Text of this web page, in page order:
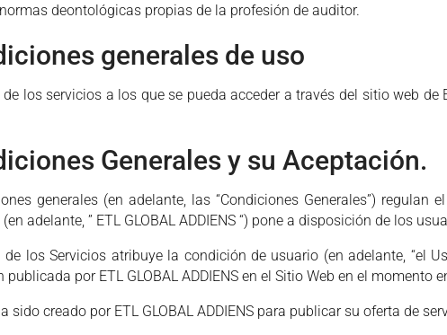
deontológicas propias de la profesión de auditor.
generales de uso
los servicios a los que se pueda acceder a través del sitio web de
Generales y su Aceptación.
generales (en adelante, las “Condiciones Generales”) regulan
(en adelante, ” ETL GLOBAL ADDIENS “) pone a disposición de los
los Servicios atribuye la condición de usuario (en adelante, “el
publicada por ETL GLOBAL ADDIENS en el Sitio Web en el momento
sido creado por ETL GLOBAL ADDIENS para publicar su oferta de